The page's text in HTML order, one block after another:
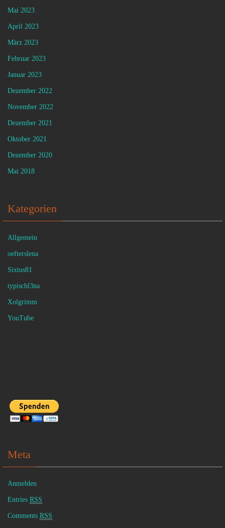
Mai 2023
April 2023
März 2023
Februar 2023
Januar 2023
Dezember 2022
November 2022
Dezember 2021
Oktober 2021
Dezember 2020
Mai 2018
Kategorien
Allgemein
oefterslena
Sixtus81
typischl3na
Xolgrimm
YouTube
Meta
Anmelden
Entries RSS
Comments RSS